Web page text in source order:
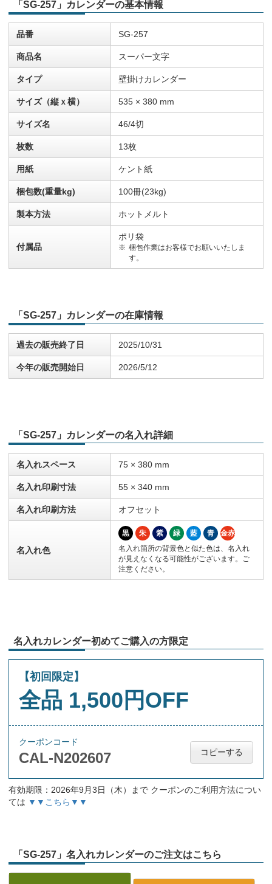
「SG-257」カレンダーの基本情報
品番 SG-257
商品名 スーパー文字
タイプ 壁掛けカレンダー
サイズ（縦ｘ横） 535 × 380 mm
サイズ名 46/4切
枚数 13枚
用紙 ケント紙
梱包数(重量kg) 100冊(23kg)
製本方法 ホットメルト
付属品
ポリ袋
梱包作業はお客様でお願いいたしま
す。
「SG-257」カレンダーの在庫情報
過去の販売終了日 2025/10/31
今年の販売開始日 2026/5/12
「SG-257」カレンダーの名入れ詳細
名入れスペース 75 × 380 mm
名入れ印刷寸法 55 × 340 mm
名入れ印刷方法 オフセット
名入れ色
黒 朱 紫 緑 藍 青
金赤
名入れ箇所の背景色と似た色は、名入れ
が見えなくなる可能性がございます。ご
注意ください。
名入れカレンダー初めてご購入の方限定
【初回限定】
全品 1,500円OFF
クーポンコード
CAL-N202607 コピーする
有効期限：2026年9月3日（木）まで クーポンのご利用方法につい
ては ▼▼こちら▼▼
「SG-257」名入れカレンダーのご注文はこちら